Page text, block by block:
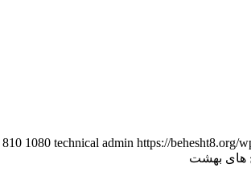
810 1080 technical admin https://behesht8.org/
های بهشت